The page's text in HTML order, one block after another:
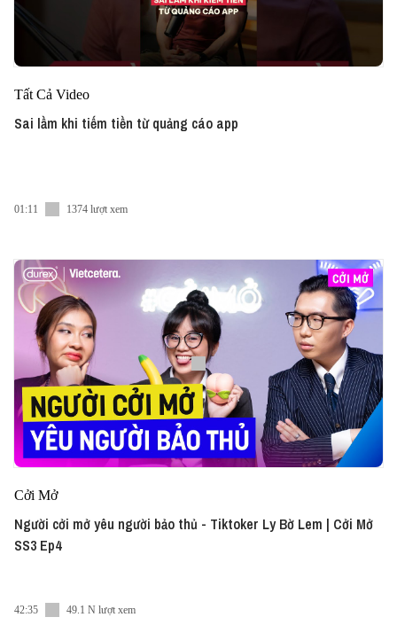
Tất Cả Video
Sai lầm khi tiếm tiền từ quảng cáo app
01:11 1374 lượt xem
Cởi Mở
Người cởi mở yêu người bảo thủ - Tiktoker Ly Bờ Lem | Cởi Mở
SS3 Ep4
42:35 49.1 N lượt xem